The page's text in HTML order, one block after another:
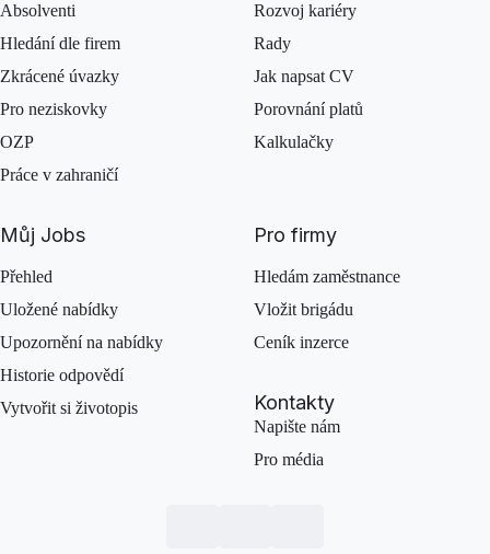
Absolventi
Hledání dle firem
Zkrácené úvazky
Pro neziskovky
OZP
Práce v zahraničí
Rozvoj kariéry
Rady
Jak napsat CV
Porovnání platů
Kalkulačky
Můj Jobs
Přehled
Uložené nabídky
Upozornění na nabídky
Historie odpovědí
Vytvořit si životopis
Pro firmy
Hledám zaměstnance
Vložit brigádu
Ceník inzerce
Kontakty
Napište nám
Pro média